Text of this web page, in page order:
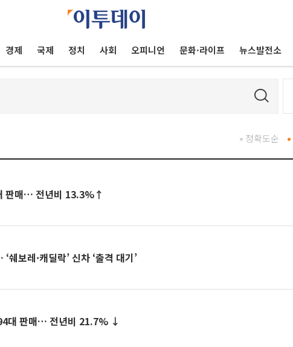
경제 국제 정치 사회 오피니언 문화·라이프 뉴스발전소
정확도순
판매… 전년비 13.3%↑
보레·캐딜락’ 신차 ‘출격 대기’
대 판매… 전년비 21.7% ↓